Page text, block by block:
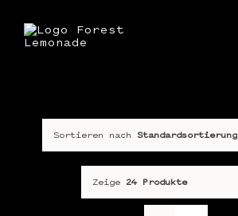
Inhalt
springen
Über unsSortieren nach Standardsortierung
Zeige 24 Produkte